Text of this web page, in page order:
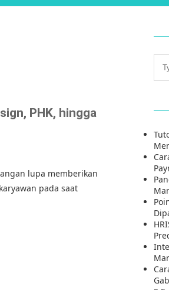
PHK, hingga
lupa memberikan
pada saat